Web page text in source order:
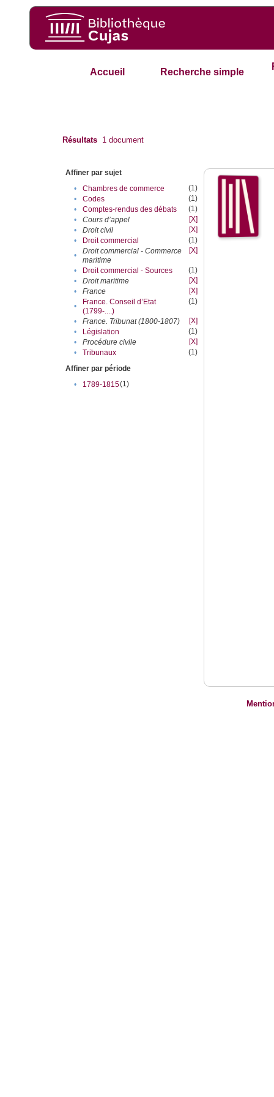
Accueil Recherche simple
Résultats 1 document
Affiner par sujet
•
Chambres de commerce
(1)
•
Codes
(1)
•
Comptes-rendus des débats
(1)
•
Cours d’appel
[X]
•
Droit civil
[X]
•
Droit commercial
(1)
•
Droit commercial - Commerce
maritime
[X]
• Droit commercial - Sources
(1)
•
Droit maritime
[X]
•
France
[X]
•
France. Conseil d’Etat
(1799-....)
(1)
• France. Tribunat (1800-1807)
[X]
•
Législation
(1)
•
Procédure civile
[X]
•
Tribunaux
(1)
Affiner par période
•
1789-1815(1)